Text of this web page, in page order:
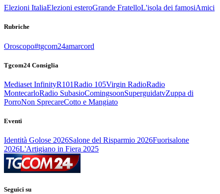
Elezioni ItaliaElezioni esteroGrande FratelloL'isola dei famosiAmici
Rubriche
Oroscopo#tgcom24amarcord
Tgcom24 Consiglia
Mediaset InfinityR101Radio 105Virgin RadioRadio
MontecarloRadio SubasioComingsoonSuperguidatvZuppa di
PorroNon SprecareCotto e Mangiato
Eventi
Identità Golose 2026Salone del Risparmio 2026Fuorisalone
2026L'Artigiano in Fiera 2025
Seguici su